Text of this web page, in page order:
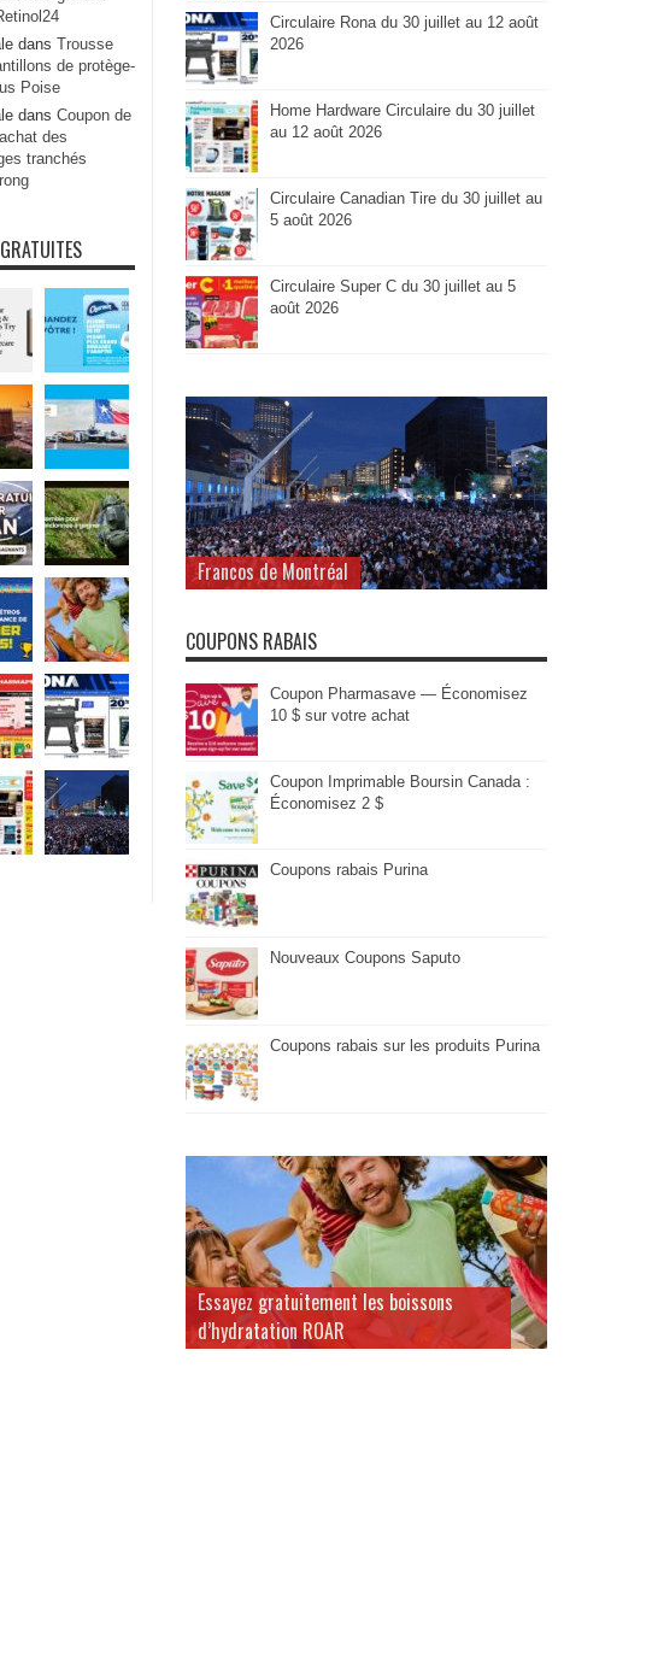
dans Trousse
de protège-
Poise
dans Coupon de
des
tranchés
Circulaire Rona du 30 juillet au 12 août
2026
Home Hardware Circulaire du 30 juillet
au 12 août 2026
Circulaire Canadian Tire du 30 juillet au
5 août 2026
Circulaire Super C du 30 juillet au 5
août 2026
Francos de Montréal
COUPONS RABAIS
Coupon Pharmasave — Économisez
10 $ sur votre achat
Coupon Imprimable Boursin Canada :
Économisez 2 $
Coupons rabais Purina
Nouveaux Coupons Saputo
Coupons rabais sur les produits Purina
Essayez gratuitement les boissons
d’hydratation ROAR